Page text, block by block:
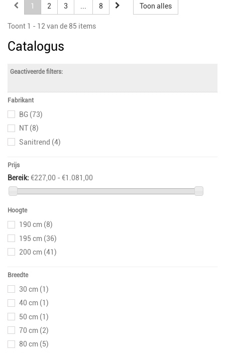
Toon alles
1 2 3 8
Toont 1 - 12 van de 85 items
Catalogus
Geactiveerde filters:
Fabrikant
BG (73)
NT (8)
Sanitrend (4)
Prijs
Bereik: €227,00 - €1.081,00
Hoogte
190 cm (8)
195 cm (36)
200 cm (41)
Breedte
30 cm (1)
40 cm (1)
50 cm (1)
70 cm (2)
80 cm (5)